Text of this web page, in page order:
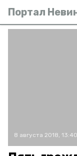
Портал
8 августа 2018, 13:40